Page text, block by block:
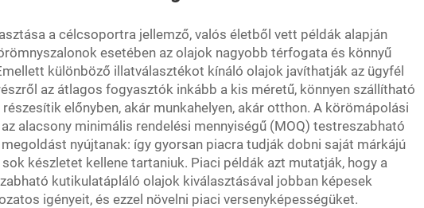
a célcsoportra jellemző, valós életből vett példák alapján
esetében az olajok nagyobb térfogata és könnyű
különböző illatválasztékot kínáló olajok javíthatják az ügyfél
az átlagos fogyasztók inkább a kis méretű, könnyen szállítható
előnyben, akár munkahelyen, akár otthon. A körömápolási
alacsony minimális rendelési mennyiségű (MOQ) testreszabható
nyújtanak: így gyorsan piacra tudják dobni saját márkájú
készletet kellene tartaniuk. Piaci példák azt mutatják, hogy a
kutikulatápláló olajok kiválasztásával jobban képesek
igényeit, és ezzel növelni piaci versenyképességüket.